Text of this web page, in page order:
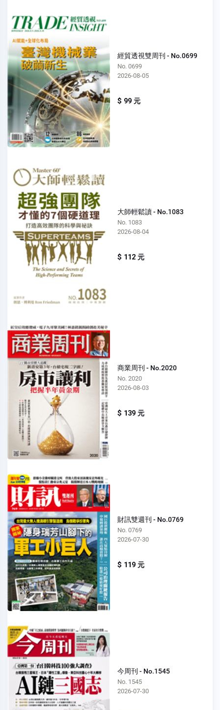
經貿透視雙周刊 - No.0699
No. 0699
2026-08-05
$ 99 元
大師輕鬆讀 - No.1083
No. 1083
2026-08-04
$ 112 元
商業周刊 - No.2020
No. 2020
2026-08-03
$ 139 元
財訊雙週刊 - No.0769
No. 0769
2026-07-30
$ 119 元
今周刊 - No.1545
No. 1545
2026-07-30